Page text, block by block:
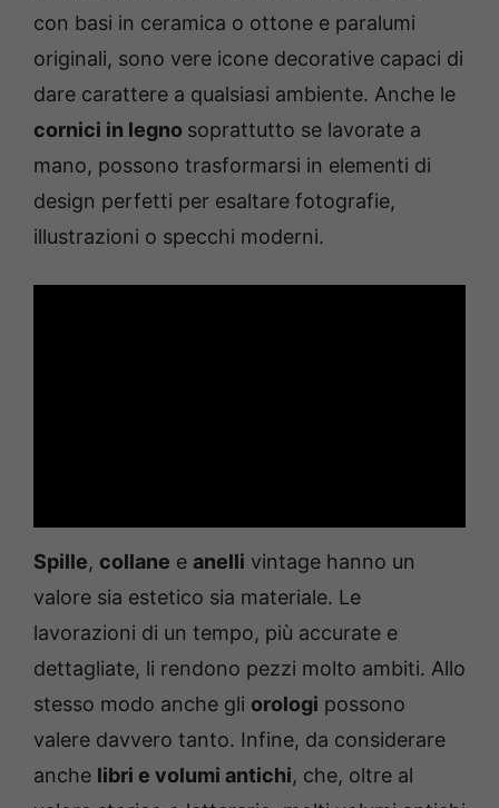
con basi in ceramica o ottone e paralumi
originali, sono vere icone decorative capaci di
dare carattere a qualsiasi ambiente. Anche le
cornici in legno soprattutto se lavorate a
mano, possono trasformarsi in elementi di
design perfetti per esaltare fotografie,
illustrazioni o specchi moderni.
Spille, collane e anelli vintage hanno un
valore sia estetico sia materiale. Le
lavorazioni di un tempo, più accurate e
dettagliate, li rendono pezzi molto ambiti. Allo
stesso modo anche gli orologi possono
valere davvero tanto. Infine, da considerare
anche libri e volumi antichi, che, oltre al